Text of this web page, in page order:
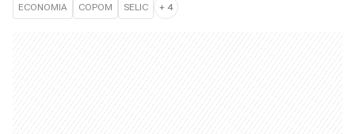
ECONOMIA COPOM SELIC + 4